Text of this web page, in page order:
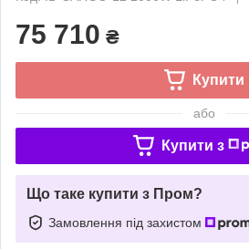
75 710 ₴
Купити
або
Купити з
Що таке купити з Пром?
Замовлення під захистом